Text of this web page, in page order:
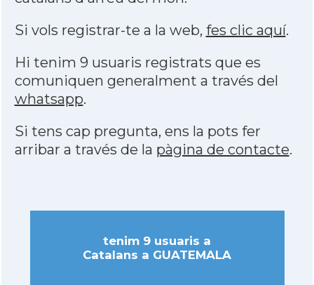
Si vols registrar-te a la web, fes clic aquí.
Hi tenim 9 usuaris registrats que es
comuniquen generalment a través del
whatsapp.
Si tens cap pregunta, ens la pots fer
arribar a través de la pàgina de contacte.
tenim 9 usuaris a
Catalans a GUATEMALA